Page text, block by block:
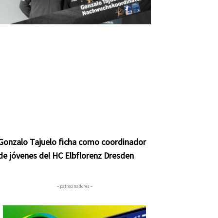
Tajuelo ficha como coordinador
jóvenes del HC Elbflorenz Dresden
– patrocinadores –